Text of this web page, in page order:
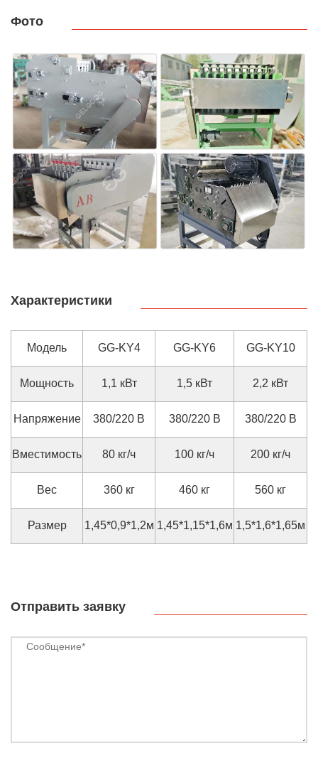
Фото
Характеристики
Модель GG-KY4 GG-KY6 GG-KY10
Мощность 1,1 кВт 1,5 кВт 2,2 кВт
Напряжение 380/220 В 380/220 В 380/220 В
Вместимость 80 кг/ч 100 кг/ч 200 кг/ч
Вес 360 кг 460 кг 560 кг
Размер 1,45*0,9*1,2м 1,45*1,15*1,6м 1,5*1,6*1,65м
Отправить заявку